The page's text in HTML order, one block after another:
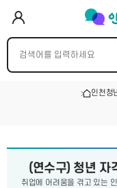
인천청
(연수구) 청년 자
취업에 어려움을 겪고 있는